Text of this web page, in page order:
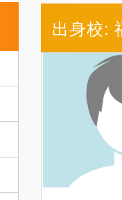
出身校: